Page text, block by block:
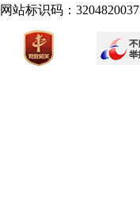
网站标识码：3204820037